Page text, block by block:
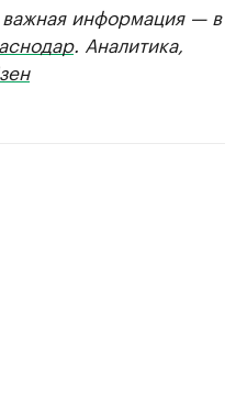
информация — в
. Аналитика,